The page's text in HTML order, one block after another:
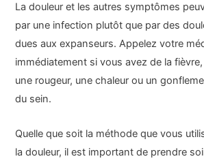
La douleur et les autres symptômes
par une infection plutôt que par des
dues aux expanseurs. Appelez votre
immédiatement si vous avez de la
une rougeur, une chaleur ou un
du sein.
Quelle que soit la méthode que vous
la douleur, il est important de prendre